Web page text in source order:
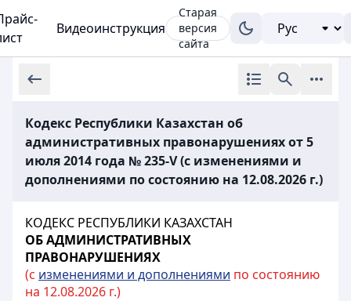
Видеоинструкция
Старая
версия
сайта
Кодекс Республики Казахстан об
административных правонарушениях от 5
июля 2014 года № 235-V (с изменениями и
дополнениями по состоянию на 12.08.2026 г.)
КОДЕКС РЕСПУБЛИКИ КАЗАХСТАН
ОБ АДМИНИСТРАТИВНЫХ
ПРАВОНАРУШЕНИЯХ
(с изменениями и дополнениями по состоянию
на 12.08.2026 г.)